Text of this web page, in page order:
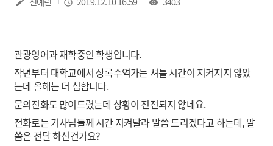
create access_time visibility
관광영어과 재학중인 학생입니다.
작년부터 대학교에서 상록수역가는 셔틀 시간이 지켜지지 않았
는데 올해는 더 심합니다.
문의전화도 많이드렸는데 상황이 진전되지 않네요.
전화로는 기사님들께 시간 지켜달라 말씀 드리겠다고 하는데, 말
씀은 전달 하신건가요?